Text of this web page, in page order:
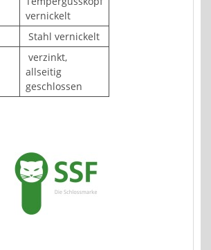
vernickelt
Stahl vernickelt
verzinkt,
allseitig
geschlossen